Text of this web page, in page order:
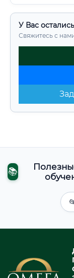
У Вас
Свяжитесь с
📚
📂